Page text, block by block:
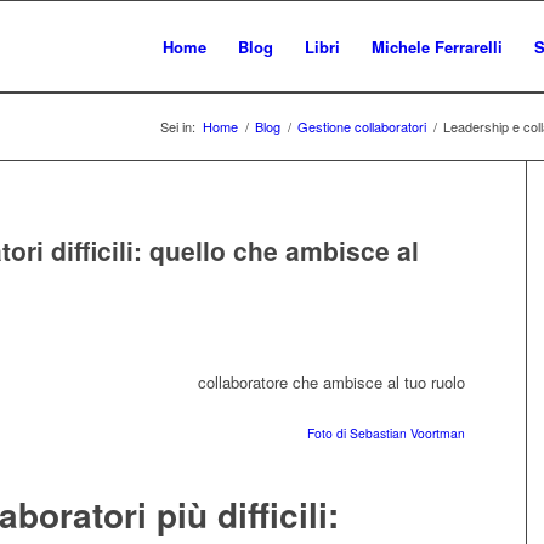
Home Blog Libri Michele Ferrarelli
Sei in: Home / Blog / Gestione collaboratori / Leadership e
difficili: quello che ambisce al
Foto di Sebastian Voortman
più difficili: